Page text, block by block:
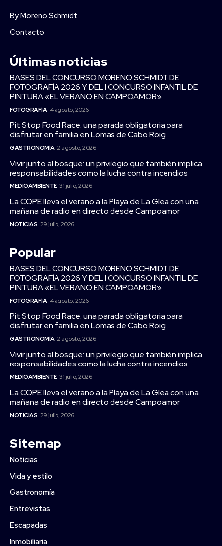
By Moreno Schmidt
Contacto
Últimas noticias
BASES DEL CONCURSO MORENO SCHMIDT DE
FOTOGRAFÍA 2026 Y DEL I CONCURSO INFANTIL DE
PINTURA «EL VERANO EN CAMPOAMOR»
FOTOGRAFÍA 4 agosto, 2026
Pit Stop Food Race: una parada obligatoria para
disfrutar en familia en Lomas de Cabo Roig
GASTRONOMÍA 2 agosto, 2026
Vivir junto al bosque: un privilegio que también implica
responsabilidades como la lucha contra incendios
MEDIOAMBIENTE 31 julio, 2026
La COPE lleva el verano a la Playa de La Glea con una
mañana de radio en directo desde Campoamor
NOTICIAS 29 julio, 2026
Popular
BASES DEL CONCURSO MORENO SCHMIDT DE
FOTOGRAFÍA 2026 Y DEL I CONCURSO INFANTIL DE
PINTURA «EL VERANO EN CAMPOAMOR»
FOTOGRAFÍA 4 agosto, 2026
Pit Stop Food Race: una parada obligatoria para
disfrutar en familia en Lomas de Cabo Roig
GASTRONOMÍA 2 agosto, 2026
Vivir junto al bosque: un privilegio que también implica
responsabilidades como la lucha contra incendios
MEDIOAMBIENTE 31 julio, 2026
La COPE lleva el verano a la Playa de La Glea con una
mañana de radio en directo desde Campoamor
NOTICIAS 29 julio, 2026
Sitemap
Noticias
Vida y estilo
Gastronomía
Entrevistas
Escapadas
Inmobiliaria